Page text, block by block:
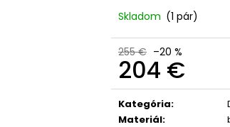
Skladom (1 pár)
255 € –20 %
204 €
Jednotková
cena:
Kategória:
Materiál: